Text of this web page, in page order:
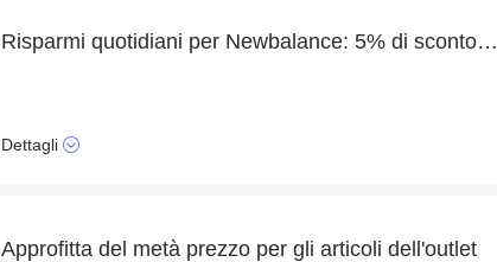
Risparmi quotidiani per Newbalance: 5% di sconto, omaggi e altro
Dettagli
Approfitta del metà prezzo per gli articoli dell'outlet